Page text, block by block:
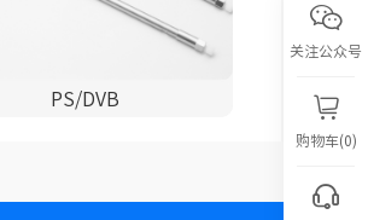
PS/DVB
关注公众号
购物车(0)